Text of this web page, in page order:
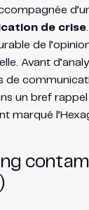
de crise
de
Avant
de
un bref
marqué